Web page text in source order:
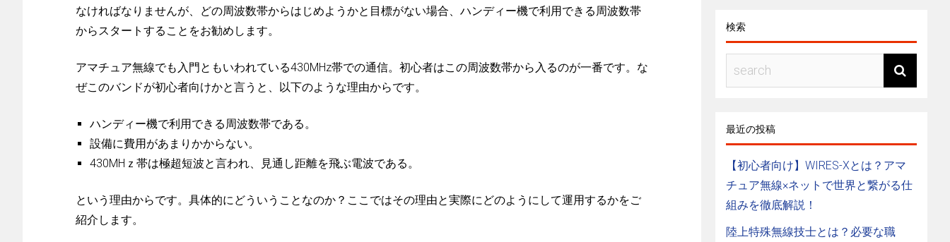
なければなりませんが、どの周波数帯からはじめようかと目標がない場合、ハンディー機で利用できる周波数帯
からスタートすることをお勧めします。
アマチュア無線でも入門ともいわれている430MHz帯での通信。初心者はこの周波数帯から入るのが一番です。な
ぜこのバンドが初心者向けかと言うと、以下のような理由からです。
ハンディー機で利用できる周波数帯である。
設備に費用があまりかからない。
430MHｚ帯は極超短波と言われ、見通し距離を飛ぶ電波である。
という理由からです。具体的にどういうことなのか？ここではその理由と実際にどのようにして運用するかをご
紹介します。
検索
最近の投稿
【初心者向け】WIRES-Xとは？アマ
チュア無線×ネットで世界と繋がる仕
組みを徹底解説！
陸上特殊無線技士とは？必要な職